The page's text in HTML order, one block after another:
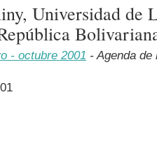
Universidad de
- octubre 2001 - Agenda